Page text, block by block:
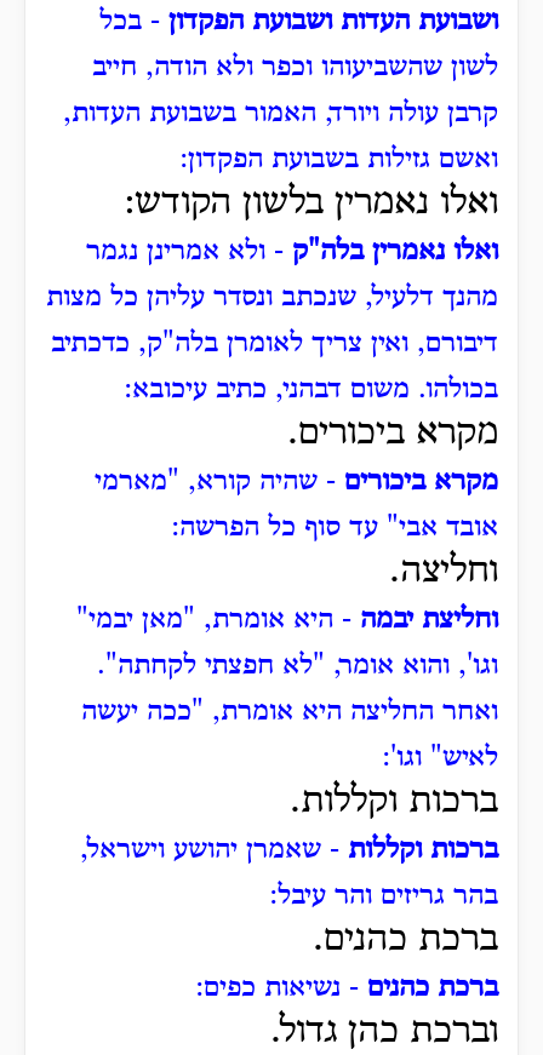
ושבועת העדות ושבועת הפקדון - בכל
לשון שהשביעוהו וכפר ולא הודה, חייב
קרבן עולה ויורד, האמור בשבועת העדות,
ואשם גזילות בשבועת הפקדון:
ואלו נאמרין בלשון הקודש:
ואלו נאמרין בלה"ק - ולא אמרינן נגמר
מהנך דלעיל, שנכתב ונסדר עליהן כל מצות
דיבורם, ואין צריך לאומרן בלה"ק, כדכתיב
בכולהו. משום דבהני, כתיב עיכובא:
מקרא ביכורים.
מקרא ביכורים - שהיה קורא, "מארמי
אובד אבי" עד סוף כל הפרשה:
וחליצה.
וחליצת יבמה - היא אומרת, "מאן יבמי"
וגו', והוא אומר, "לא חפצתי לקחתה".
ואחר החליצה היא אומרת, "ככה יעשה
לאיש" וגו':
ברכות וקללות.
ברכות וקללות - שאמרן יהושע וישראל,
בהר גריזים והר עיבל:
ברכת כהנים.
ברכת כהנים - נשיאות כפים:
וברכת כהן גדול.